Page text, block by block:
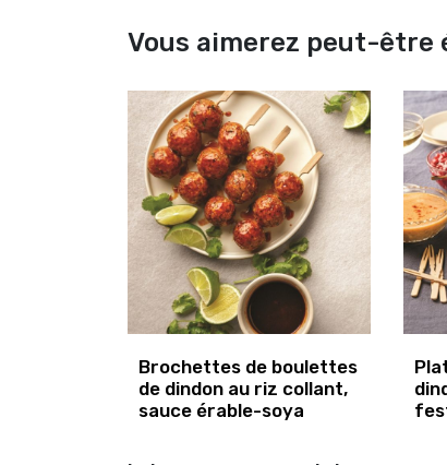
Vous aimerez peut-être
Brochettes de boulettes
de dindon au riz collant,
sauce érable-soya